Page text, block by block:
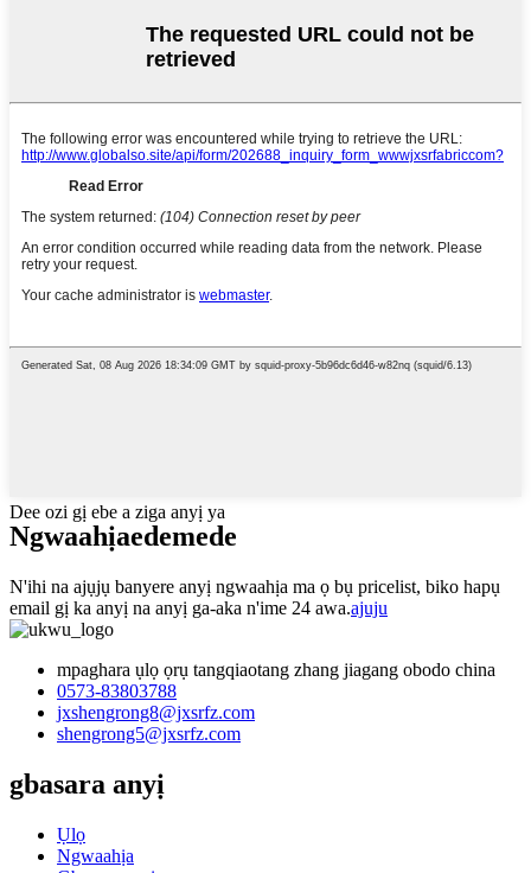
Dee ozi gị ebe a ziga anyị ya
Ngwaahịaedemede
N'ihi na ajụjụ banyere anyị ngwaahịa ma ọ bụ pricelist, biko hapụ
email gị ka anyị na anyị ga-aka n'ime 24 awa.ajuju
mpaghara ụlọ ọrụ tangqiaotang zhang jiagang obodo china
0573-83803788
jxshengrong8@jxsrfz.com
shengrong5@jxsrfz.com
gbasara anyị
Ụlọ
Ngwaahịa